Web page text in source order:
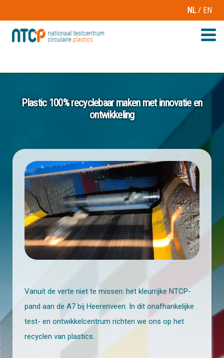
NL/ EN
Plastic 100% recyclebaar maken met innovatie en
ontwikkeling
Vanuit de verte niet te missen: het kleurrijke NTCP-
pand aan de A7 bij Heerenveen. In dit onafhankelijke
test- en ontwikkelcentrum richten we ons op het
recyclen van plastics.